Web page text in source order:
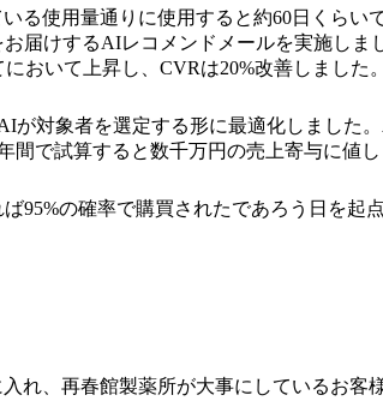
る使用量通りに使用すると約60日くらい
届けするAIレコメンドメールを実施しま
おいて上昇し、CVRは20%改善しました。
対象者を選定する形に最適化しました
で試算すると数千万円の売上寄与に値し
95%の確率で購買されたであろう日を起
れ、再春館製薬所が大事にしているお客